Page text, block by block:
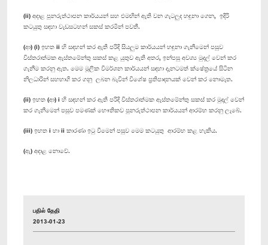
(ii) අදාළ පුනරුත්ථාපන කාර්යයන් සහ එමඟින් ඇති වන ගැටලුද හඳුනා ගෙන, ඉදිරි
කටයුතු සඳහා වැඩසටහන් සකස් කරමින් පවතී.
(ආ) (i) ඉහත ii හි සඳහන් කර ඇති පරිදි සියලුම කාර්යයන් හඳුනා ගැනීමෙන් පසුව
විස්තරාත්මක ඇස්තමේන්තු සකස් කළ යුතුව ඇති අතර, ඉන්පසු අවශ්‍ය මුදල් වෙන් කර
ගැනීම කරනු ඇත. මෙම මූලික විමර්ශන කාර්යයන් සඳහා දැනටමත් ක්ෂේත්‍රයේ සිටින
නිලධාරින් සහභාගි කර ගනු ලබන බැවින් විශේෂ ප්‍රතිපාදනයක් වෙන් කර නොමැත.
(ii) ඉහත (ආ) i හි සඳහන් කර ඇති පරිදි විස්තරාත්මක ඇස්තමේන්තු සකස් කර මුදල් වෙන්
කර ගැනීමෙන් පසුව පමණක් භෞතිකව පුනරුත්ථාපන කාර්යයන් ආරම්භ කරනු ලැබේ.
(iii) ඉහත i හා ii කාරණා ඉටු වීමෙන් පසුව මෙම කටයුතු ආරම්භ කළ හැකිය.
(ඇ) අදාළ නොවේ.
பதில் தேதி
2013-01-23